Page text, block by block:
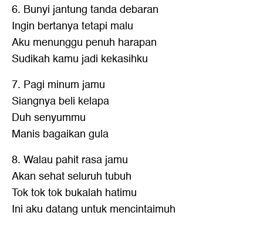
6. Bunyi jantung tanda debaran
Ingin bertanya tetapi malu
Aku menunggu penuh harapan
Sudikah kamu jadi kekasihku
7. Pagi minum jamu
Siangnya beli kelapa
Duh senyummu
Manis bagaikan gula
8. Walau pahit rasa jamu
Akan sehat seluruh tubuh
Tok tok tok bukalah hatimu
Ini aku datang untuk mencintaimuh